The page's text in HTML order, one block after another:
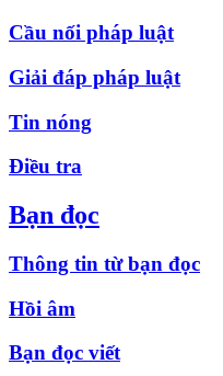
Cầu nối pháp luật
Giải đáp pháp luật
Tin nóng
Điều tra
Bạn đọc
Thông tin từ bạn đọc
Hồi âm
Bạn đọc viết